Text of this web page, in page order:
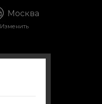
Москва
Изменить